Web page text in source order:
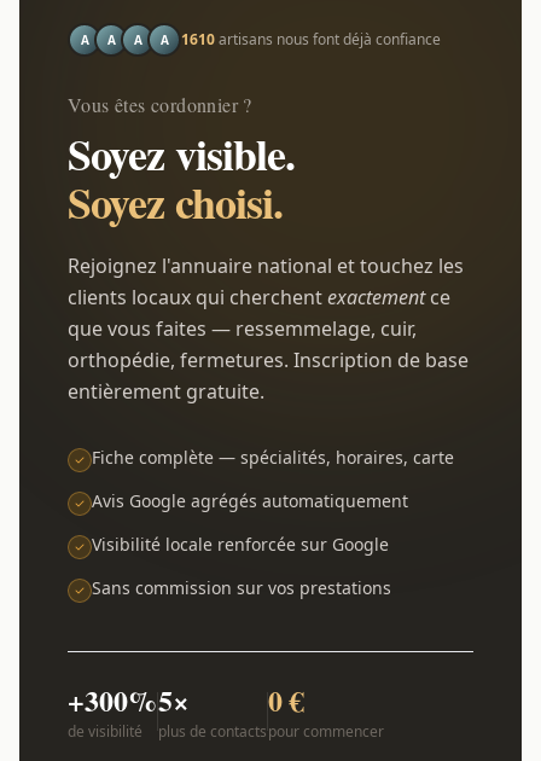
A A A A 1610artisans nous font déjà confiance
Vous êtes cordonnier ?
Soyez visible.
Soyez choisi.
Rejoignez l'annuaire national et touchez les
clients locaux qui cherchentexactementce
que vous faites — ressemmelage, cuir,
orthopédie, fermetures. Inscription de base
entièrement gratuite.
Fiche complète — spécialités, horaires, carte
Avis Google agrégés automatiquement
Visibilité locale renforcée sur Google
Sans commission sur vos prestations
+300%
de visibilité
5×
plus de contacts
0 €
pour commencer